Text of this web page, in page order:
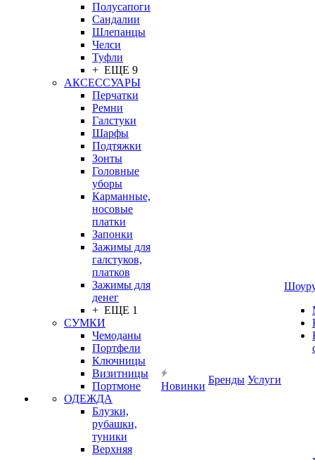
Полусапоги
Сандалии
Шлепанцы
Челси
Туфли
+ ЕЩЕ 9
АКСЕССУАРЫ
Перчатки
Ремни
Галстуки
Шарфы
Подтяжки
Зонты
Головные
уборы
Карманные,
носовые
платки
Запонки
Зажимы для
галстуков,
платков
Зажимы для
денег
+ ЕЩЕ 1
СУМКИ
Чемоданы
Портфели
Ключницы
Визитницы
Портмоне
ОДЕЖДА
Блузки,
рубашки,
туники
Верхняя
Новинки
Бренды Услуги